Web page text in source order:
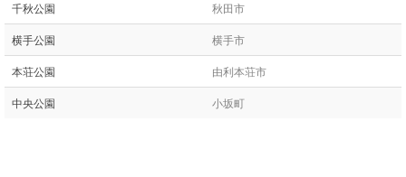
千秋公園 秋田市
横手公園 横手市
本荘公園 由利本荘市
中央公園 小坂町